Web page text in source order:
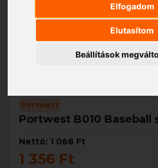
Elfogadom
Elutasítom
Beállítások
Portwest
Portwest B010 Baseball
Nettó: 1 068 Ft
1 356 Ft